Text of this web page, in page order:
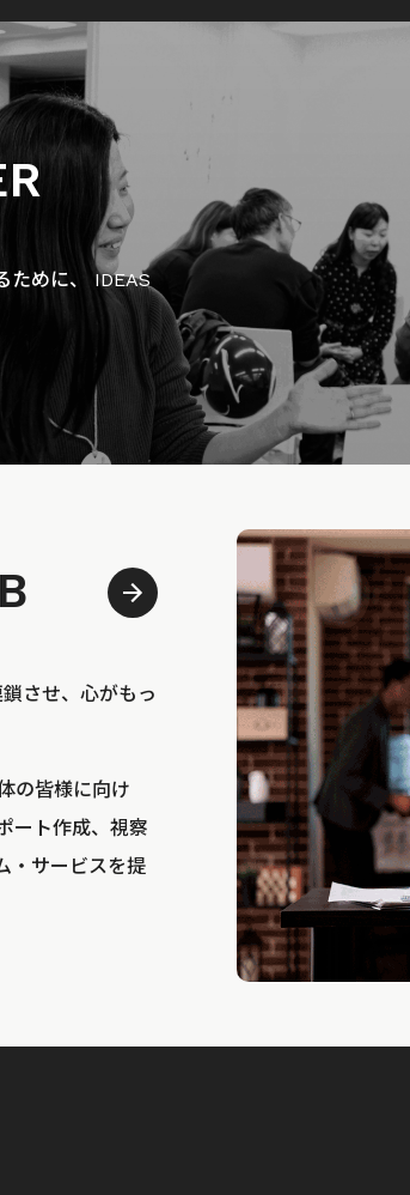
ために、 IDEAS
させ、心がもっ
の皆様に向け
ート作成、視察
・サービスを提